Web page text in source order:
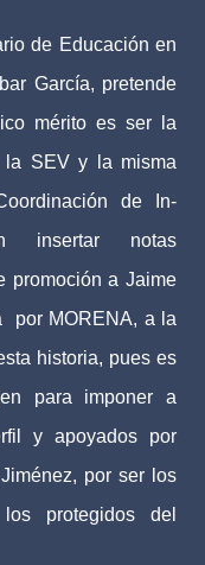
de Educación en
García, pretende
mérito es ser la
la SEV y la misma
de In-
insertar notas
promoción a Jaime
por MORENA, a la
historia, pues es
para imponer a
y apoyados por
por ser los
protegidos del